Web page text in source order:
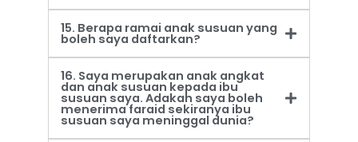
15. Berapa ramai anak susuan yang
boleh saya daftarkan?
16. Saya merupakan anak angkat
dan anak susuan kepada ibu
susuan saya. Adakah saya boleh
menerima faraid sekiranya ibu
susuan saya meninggal dunia?